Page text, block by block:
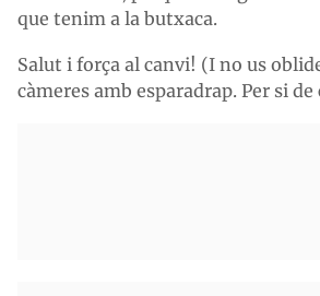
que tenim a la butxaca.
Salut i força al canvi! (I no us
càmeres amb esparadrap. Per si de